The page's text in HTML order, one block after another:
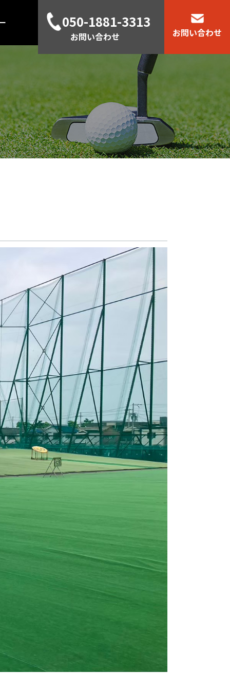
050-1881-3313
お問い合わせ お問い合わせ